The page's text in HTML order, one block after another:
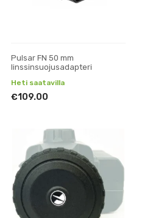
Pulsar FN 50 mm
linssinsuojusadapteri
Heti saatavilla
€109.00